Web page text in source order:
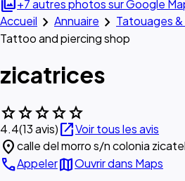
photo_library+7 autres photos sur Google
Accueil chevron_right Annuaire chevron_right Tatouages
Tattoo and piercing shop
zicatrices
starstarstarstarstar
4.4(13 avis)open_in_newVoir tous les avis
location_oncalle del morro s/n colonia
callAppelermapOuvrir dans Maps